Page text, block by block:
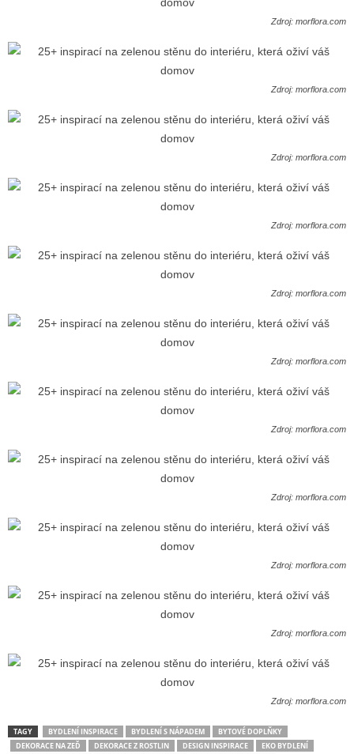
Zdroj: morflora.com
Zdroj: morflora.com
Zdroj: morflora.com
Zdroj: morflora.com
Zdroj: morflora.com
Zdroj: morflora.com
Zdroj: morflora.com
Zdroj: morflora.com
Zdroj: morflora.com
Zdroj: morflora.com
Zdroj: morflora.com
TAGY BYDLENÍ INSPIRACE BYDLENÍ S NÁPADEM
BYTOVÉ DOPLŇKY
DEKORACE NA ZEĎ
DEKORACE Z ROSTLIN DESIGN INSPIRACE
EKO BYDLENÍ